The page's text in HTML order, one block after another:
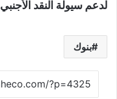
لدعم سيولة النقد الأجنبي
بنوك